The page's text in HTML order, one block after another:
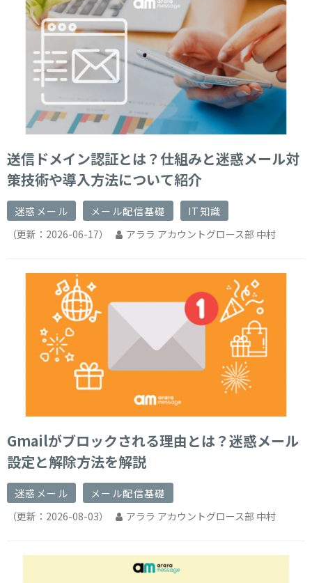
送信ドメイン認証とは？仕組みと迷惑メール対
策技術や導入方法について紹介
迷惑メール メール配信基礎
IT知識
（更新： 2026-06-17） アララ アカウントグロース部 中村
Gmailがブロックされる理由とは？迷惑メール
設定と解除方法を解説
迷惑メール
メール配信基礎
（更新： 2026-08-03） アララ アカウントグロース部 中村